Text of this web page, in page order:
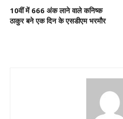
10वीं में 666 अंक लाने वाले कनिष्क
ठाकुर बने एक दिन के एसडीएम भरमौर